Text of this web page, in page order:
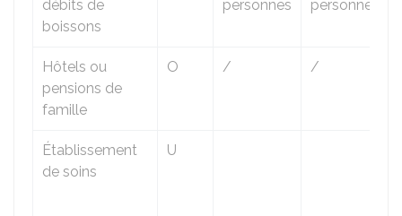
débits de
boissons
personnes
personnes
Hôtels ou
pensions de
famille
O / /
Établissement
de soins
U